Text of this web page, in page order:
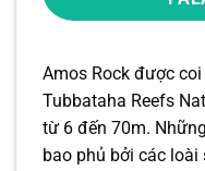
Amos Rock được
Tubbataha Reefs
từ 6 đến 70m.
bao phủ bởi các